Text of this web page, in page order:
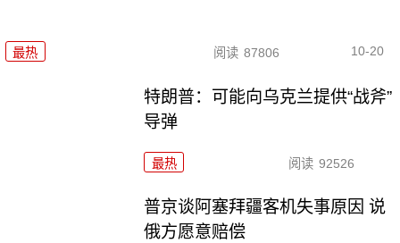
最热 阅读 87806 10-20
特朗普：可能向乌克兰提供“战斧”
导弹
最热 阅读 92526
普京谈阿塞拜疆客机失事原因 说
俄方愿意赔偿